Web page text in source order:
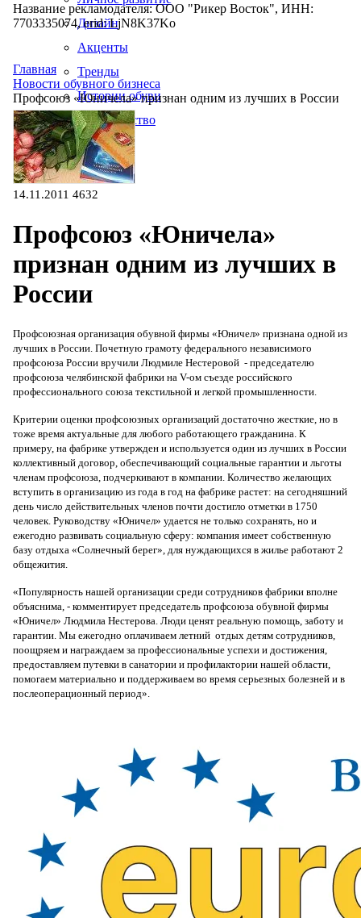
Дизайн
Акценты
Тренды
Истории обуви
Производство
Название рекламодателя: ООО "Рикер Восток", ИНН:
7703335074, erid: LjN8K37Ko
Главная
Новости обувного бизнеса
Профсоюз «Юничела» признан одним из лучших в России
14.11.2011 4632
Профсоюз «Юничела»
признан одним из лучших в
России
Профсоюзная организация обувной фирмы «Юничел» признана одной из
лучших в России. Почетную грамоту федерального независимого
профсоюза России вручили Людмиле Нестеровой - председателю
профсоюза челябинской фабрики на V-ом съезде российского
профессионального союза текстильной и легкой промышленности.
Критерии оценки профсоюзных организаций достаточно жесткие, но в
тоже время актуальные для любого работающего гражданина. К
примеру, на фабрике утвержден и используется один из лучших в России
коллективный договор, обеспечивающий социальные гарантии и льготы
членам профсоюза, подчеркивают в компании. Количество желающих
вступить в организацию из года в год на фабрике растет: на сегодняшний
день число действительных членов почти достигло отметки в 1750
человек. Руководству «Юничел» удается не только сохранять, но и
ежегодно развивать социальную сферу: компания имеет собственную
базу отдыха «Солнечный берег», для нуждающихся в жилье работают 2
общежития.
«Популярность нашей организации среди сотрудников фабрики вполне
объяснима, - комментирует председатель профсоюза обувной фирмы
«Юничел» Людмила Нестерова. Люди ценят реальную помощь, заботу и
гарантии. Мы ежегодно оплачиваем летний отдых детям сотрудников,
поощряем и награждаем за профессиональные успехи и достижения,
предоставляем путевки в санатории и профилактории нашей области,
помогаем материально и поддерживаем во время серьезных болезней и в
послеоперационный период».